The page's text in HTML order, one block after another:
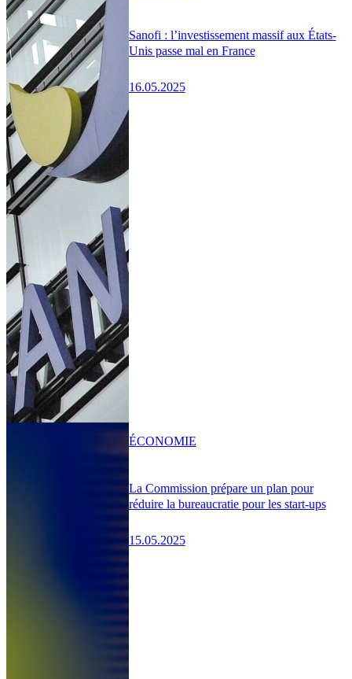
Sanofi : l’investissement massif aux États-
Unis passe mal en France
16.05.2025
La Commission prépare un plan pour
réduire la bureaucratie pour les start-ups
15.05.2025
ÉCONOMIE